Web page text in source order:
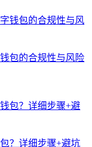
包的合规性与风险
？详细步骤+避坑